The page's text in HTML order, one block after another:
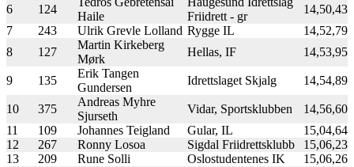
6 124
Haile
Friidrett - gr
14,50,43
7
243 Ulrik Grevle Lolland Rygge IL
14,52,79
8
127
Martin Kirkeberg
Mørk
Hellas, IF 14,53,95
9 135
Erik Tangen
Gundersen
Idrettslaget Skjalg 14,54,89
10 375
Andreas Myhre
Sjurseth
Vidar, Sportsklubben
14,56,60
11
109 Johannes Teigland Gular, IL
15,04,64
12
267 Ronny Losoa Sigdal Friidrettsklubb
15,06,23
13
209 Rune Solli Oslostudentenes IK
15,06,26